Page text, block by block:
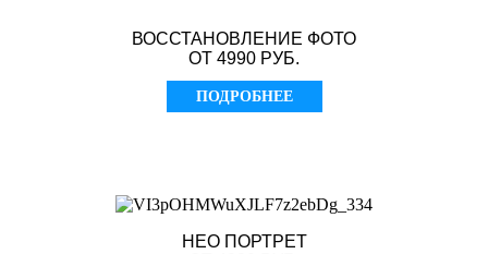
ВОССТАНОВЛЕНИЕ ФОТО
ОТ 4990 РУБ.
ПОДРОБНЕЕ
НЕО ПОРТРЕТ